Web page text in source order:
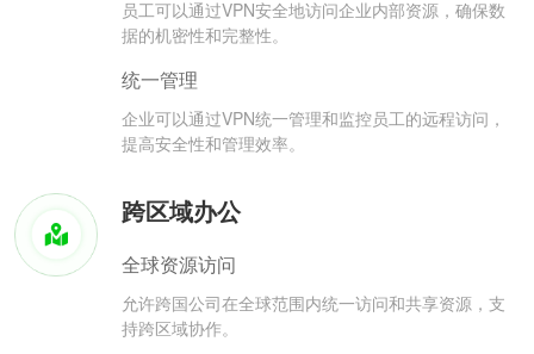
员工可以通过VPN安全地访问企业内部资源，确保数
据的机密性和完整性。
统一管理
企业可以通过VPN统一管理和监控员工的远程访问，
提高安全性和管理效率。
跨区域办公
全球资源访问
允许跨国公司在全球范围内统一访问和共享资源，支
持跨区域协作。